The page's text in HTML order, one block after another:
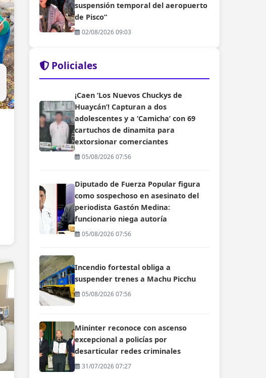
suspensión temporal del aeropuerto
de Pisco”
02/08/2026 09:03
Policiales
¡Caen ‘Los Nuevos Chuckys de
Huaycán’! Capturan a dos
adolescentes y a ‘Camicha’ con 69
cartuchos de dinamita para
extorsionar comerciantes
05/08/2026 07:56
Diputado de Fuerza Popular figura
como sospechoso en asesinato del
periodista Gastón Medina:
funcionario niega autoría
05/08/2026 07:56
Incendio fortestal obliga a
suspender trenes a Machu Picchu
05/08/2026 07:56
Mininter reconoce con ascenso
excepcional a policías por
desarticular redes criminales
31/07/2026 07:27